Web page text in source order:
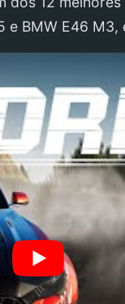
BMW E46 M3,